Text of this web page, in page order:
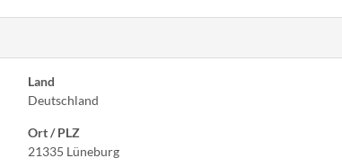
Land
Deutschland
Ort / PLZ
21335 Lüneburg